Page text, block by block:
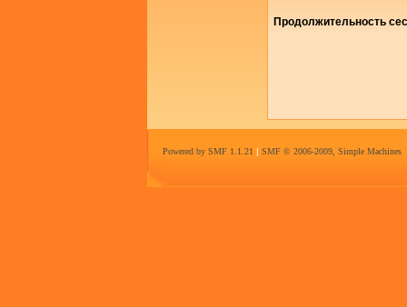
Продолжительность
Powered by SMF 1.1.21 | SMF © 2006-2009, Simple Machines